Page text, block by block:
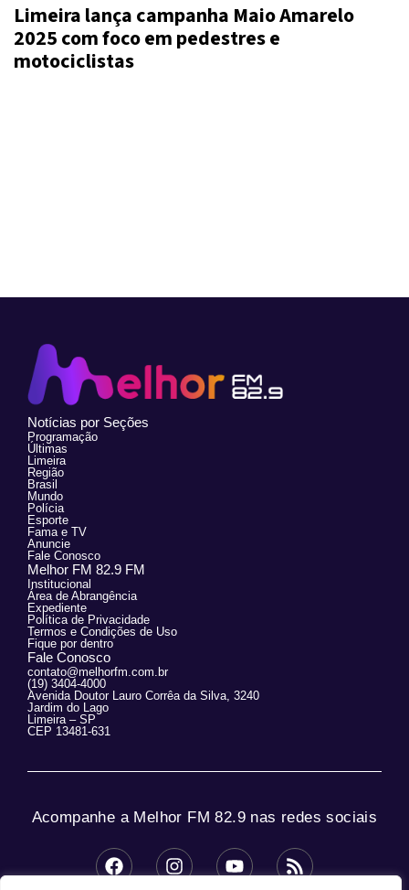
Limeira lança campanha Maio Amarelo
2025 com foco em pedestres e
motociclistas
Notícias por Seções
Programação
Últimas
Limeira
Região
Brasil
Mundo
Polícia
Esporte
Fama e TV
Anuncie
Fale Conosco
Melhor FM 82.9 FM
Institucional
Área de Abrangência
Expediente
Política de Privacidade
Termos e Condições de Uso
Fique por dentro
Fale Conosco
contato@melhorfm.com.br
(19) 3404-4000
Avenida Doutor Lauro Corrêa da Silva, 3240
Jardim do Lago
Limeira – SP
CEP 13481-631
Acompanhe a Melhor FM 82.9 nas redes sociais